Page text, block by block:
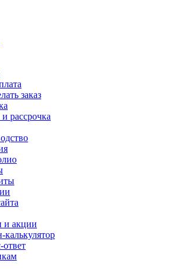
заказ
рассрочка
и акции